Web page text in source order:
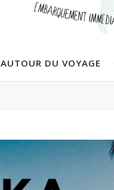
AUTOUR DU VOYAGE